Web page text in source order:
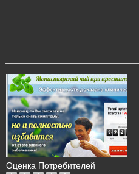
Оценка Потребителей